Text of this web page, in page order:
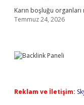
Karın boşluğu
Temmuz 24, 2026
Reklam ve İletişim: